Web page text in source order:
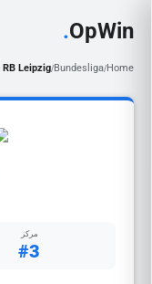
OpWin
.
Home
/
Bundesliga
/
RB Leipzig
مركز
#3